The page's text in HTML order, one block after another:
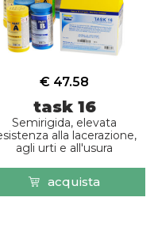
task 16
Semirigida, elevata
alla lacerazione,
agli urti e all'usura
€ 47.58
acquista